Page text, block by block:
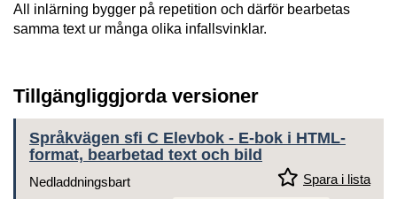
All inlärning bygger på repetition och därför bearbetas
samma text ur många olika infallsvinklar.
Tillgängliggjorda versioner
Språkvägen sfi C Elevbok - E-bok i HTML-
format, bearbetad text och bild
Spara i lista
Nedladdningsbart